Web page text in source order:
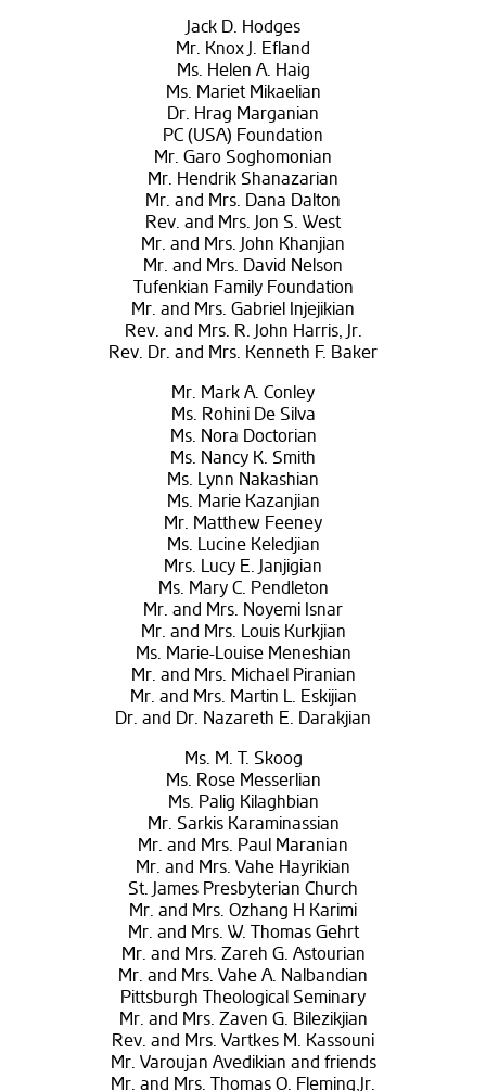
Jack D. Hodges
Mr. Knox J. Efland
Ms. Helen A. Haig
Ms. Mariet Mikaelian
Dr. Hrag Marganian
PC (USA) Foundation
Mr. Garo Soghomonian
Mr. Hendrik Shanazarian
Mr. and Mrs. Dana Dalton
Rev. and Mrs. Jon S. West
Mr. and Mrs. John Khanjian
Mr. and Mrs. David Nelson
Tufenkian Family Foundation
Mr. and Mrs. Gabriel Injejikian
Rev. and Mrs. R. John Harris, Jr.
Rev. Dr. and Mrs. Kenneth F. Baker
Mr. Mark A. Conley
Ms. Rohini De Silva
Ms. Nora Doctorian
Ms. Nancy K. Smith
Ms. Lynn Nakashian
Ms. Marie Kazanjian
Mr. Matthew Feeney
Ms. Lucine Keledjian
Mrs. Lucy E. Janjigian
Ms. Mary C. Pendleton
Mr. and Mrs. Noyemi Isnar
Mr. and Mrs. Louis Kurkjian
Ms. Marie-Louise Meneshian
Mr. and Mrs. Michael Piranian
Mr. and Mrs. Martin L. Eskijian
Dr. and Dr. Nazareth E. Darakjian
Ms. M. T. Skoog
Ms. Rose Messerlian
Ms. Palig Kilaghbian
Mr. Sarkis Karaminassian
Mr. and Mrs. Paul Maranian
Mr. and Mrs. Vahe Hayrikian
St. James Presbyterian Church
Mr. and Mrs. Ozhang H Karimi
Mr. and Mrs. W. Thomas Gehrt
Mr. and Mrs. Zareh G. Astourian
Mr. and Mrs. Vahe A. Nalbandian
Pittsburgh Theological Seminary
Mr. and Mrs. Zaven G. Bilezikjian
Rev. and Mrs. Vartkes M. Kassouni
Mr. Varoujan Avedikian and friends
Mr. and Mrs. Thomas O. Fleming,Jr.